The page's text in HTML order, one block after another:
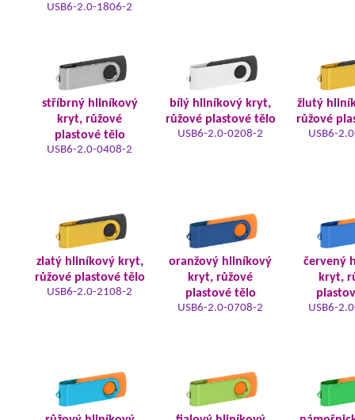
USB6-2.0-1806-2
stříbrný hliníkový
kryt, růžové
plastové tělo
USB6-2.0-0408-2
bílý hliníkový kryt,
růžové plastové tělo
USB6-2.0-0208-2
žlutý
růžové
USB6-
zlatý hliníkový kryt,
růžové plastové tělo
USB6-2.0-2108-2
oranžový hliníkový
kryt, růžové
plastové tělo
USB6-2.0-0708-2
červený
kryt,
USB6-